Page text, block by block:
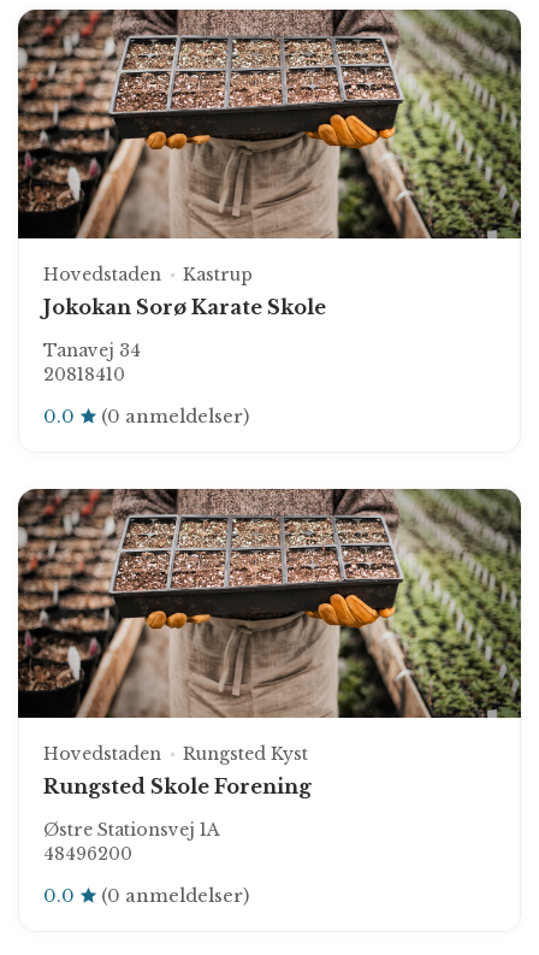
Hovedstaden Kastrup
Jokokan Sorø Karate Skole
Tanavej 34
20818410
0.0 (0 anmeldelser)
Hovedstaden Rungsted Kyst
Rungsted Skole Forening
Østre Stationsvej 1A
48496200
0.0 (0 anmeldelser)